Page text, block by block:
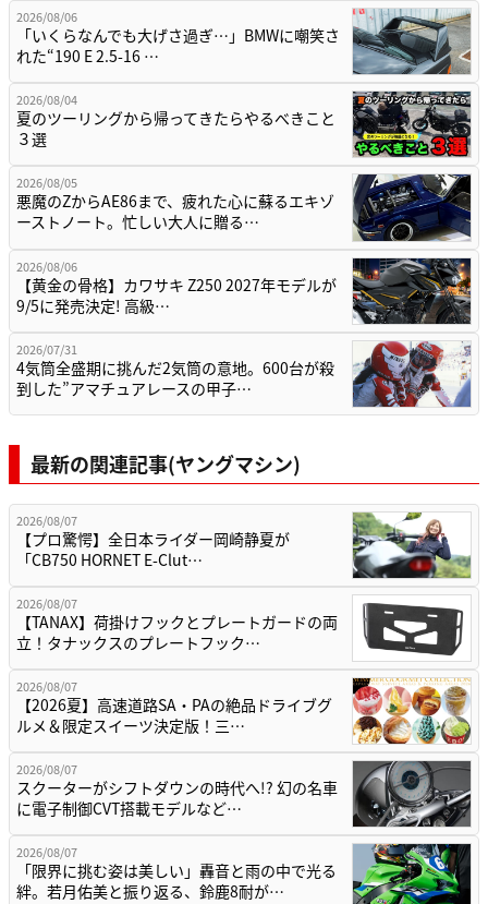
2026/08/06
「いくらなんでも大げさ過ぎ…」BMWに嘲笑さ
れた“190 E 2.5-16 …
2026/08/04
夏のツーリングから帰ってきたらやるべきこと
３選
2026/08/05
悪魔のZからAE86まで、疲れた心に蘇るエキゾ
ーストノート。忙しい大人に贈る…
2026/08/06
【黄金の骨格】カワサキ Z250 2027年モデルが
9/5に発売決定! 高級…
2026/07/31
4気筒全盛期に挑んだ2気筒の意地。600台が殺
到した”アマチュアレースの甲子…
最新の関連記事(ヤングマシン)
2026/08/07
【プロ驚愕】全日本ライダー岡崎静夏が
「CB750 HORNET E-Clut…
2026/08/07
【TANAX】荷掛けフックとプレートガードの両
立！タナックスのプレートフック…
2026/08/07
【2026夏】高速道路SA・PAの絶品ドライブグ
ルメ＆限定スイーツ決定版！三…
2026/08/07
スクーターがシフトダウンの時代へ!? 幻の名車
に電子制御CVT搭載モデルなど…
2026/08/07
「限界に挑む姿は美しい」轟音と雨の中で光る
絆。若月佑美と振り返る、鈴鹿8耐が…